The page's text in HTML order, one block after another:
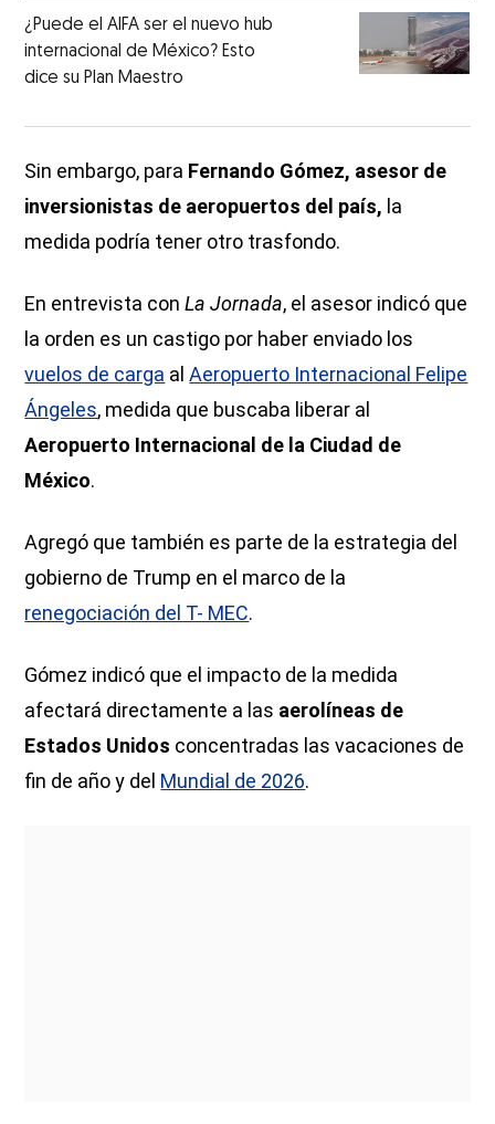
¿Puede el AIFA ser el nuevo hub
internacional de México? Esto
dice su Plan Maestro
Sin embargo, para Fernando Gómez, asesor de
inversionistas de aeropuertos del país, la
medida podría tener otro trasfondo.
En entrevista conLa Jornada, el asesor indicó que
la orden es un castigo por haber enviado los
vuelos de carga alAeropuerto Internacional Felipe
Ángeles, medida que buscaba liberar al
Aeropuerto Internacional de la Ciudad de
México.
Agregó que también es parte de la estrategia del
gobierno de Trump en el marco de la
renegociación del T- MEC.
Gómez indicó que el impacto de la medida
afectará directamente a las aerolíneas de
Estados Unidos concentradas las vacaciones de
fin de año y del Mundial de 2026.